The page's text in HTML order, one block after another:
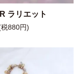
ラリエット
880円)